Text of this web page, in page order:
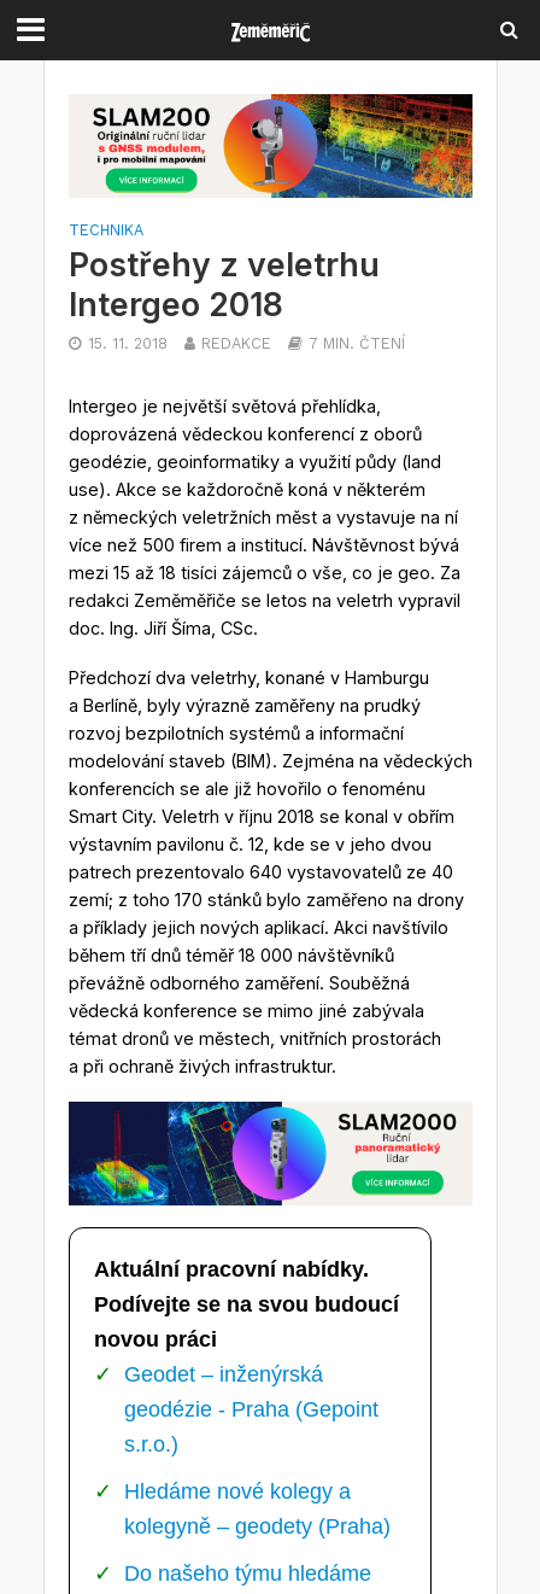
TECHNIKA
Postřehy z veletrhu
Intergeo 2018
15. 11. 2018 REDAKCE 7 MIN. ČTENÍ
Intergeo je největší světová přehlídka,
doprovázená vědeckou konferencí z oborů
geodézie, geoinformatiky a využití půdy (land
use). Akce se každoročně koná v některém
z německých veletržních měst a vystavuje na ní
více než 500 firem a institucí. Návštěvnost bývá
mezi 15 až 18 tisíci zájemců o vše, co je geo. Za
redakci Zeměměřiče se letos na veletrh vypravil
doc. Ing. Jiří Šíma, CSc.
Předchozí dva veletrhy, konané v Hamburgu
a Berlíně, byly výrazně zaměřeny na prudký
rozvoj bezpilotních systémů a informační
modelování staveb (BIM). Zejména na vědeckých
konferencích se ale již hovořilo o fenoménu
Smart City. Veletrh v říjnu 2018 se konal v obřím
výstavním pavilonu č. 12, kde se v jeho dvou
patrech prezentovalo 640 vystavovatelů ze 40
zemí; z toho 170 stánků bylo zaměřeno na drony
a příklady jejich nových aplikací. Akci navštívilo
během tří dnů téměř 18 000 návštěvníků
převážně odborného zaměření. Souběžná
vědecká konference se mimo jiné zabývala
témat dronů ve městech, vnitřních prostorách
a při ochraně živých infrastruktur.
Aktuální pracovní nabídky.
Podívejte se na svou budoucí
novou práci
Geodet – inženýrská
geodézie - Praha (Gepoint
s.r.o.)
Hledáme nové kolegy a
kolegyně – geodety (Praha)
Do našeho týmu hledáme